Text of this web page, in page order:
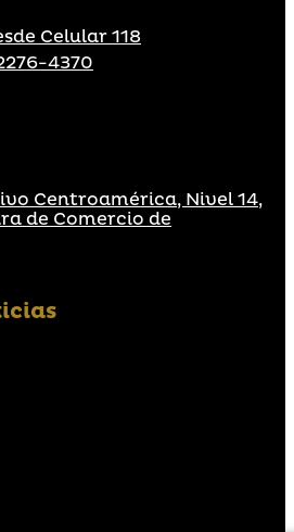
Celular 118
4370
Centroamérica, Nivel 14,
de Comercio de